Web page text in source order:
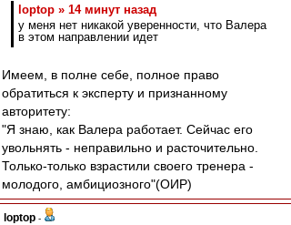
loptop » 14 минут назад
у меня нет никакой уверенности, что Валера
в этом направлении идет
Имеем, в полне себе, полное право
обратиться к эксперту и признанному
авторитету:
"Я знаю, как Валера работает. Сейчас его
увольнять - неправильно и расточительно.
Только-только взрастили своего тренера -
молодого, амбициозного"(ОИР)
loptop -